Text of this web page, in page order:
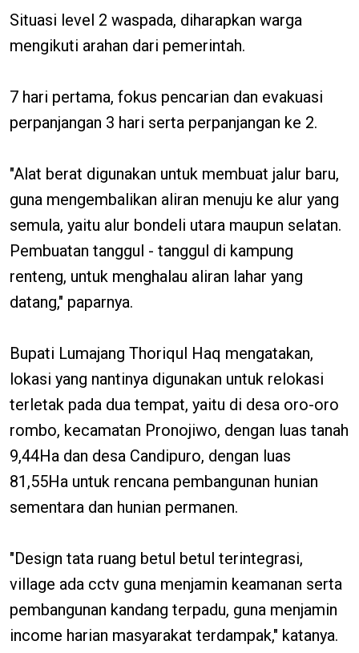
Situasi level 2 waspada, diharapkan warga
mengikuti arahan dari pemerintah.
7 hari pertama, fokus pencarian dan evakuasi
perpanjangan 3 hari serta perpanjangan ke 2.
"Alat berat digunakan untuk membuat jalur baru,
guna mengembalikan aliran menuju ke alur yang
semula, yaitu alur bondeli utara maupun selatan.
Pembuatan tanggul - tanggul di kampung
renteng, untuk menghalau aliran lahar yang
datang," paparnya.
Bupati Lumajang Thoriqul Haq mengatakan,
lokasi yang nantinya digunakan untuk relokasi
terletak pada dua tempat, yaitu di desa oro-oro
rombo, kecamatan Pronojiwo, dengan luas tanah
9,44Ha dan desa Candipuro, dengan luas
81,55Ha untuk rencana pembangunan hunian
sementara dan hunian permanen.
"Design tata ruang betul betul terintegrasi,
village ada cctv guna menjamin keamanan serta
pembangunan kandang terpadu, guna menjamin
income harian masyarakat terdampak," katanya.